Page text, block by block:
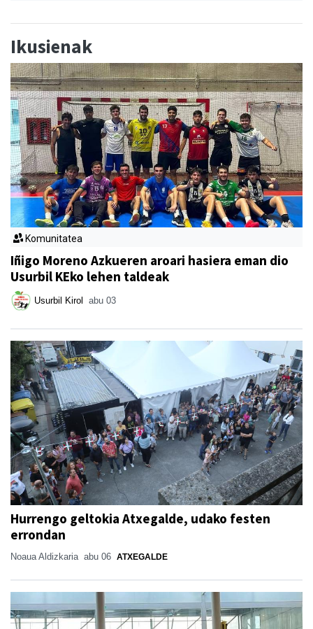
Ikusienak
Komunitatea
Iñigo Moreno Azkueren aroari hasiera eman dio
Usurbil KEko lehen taldeak
Usurbil Kirol abu 03
Hurrengo geltokia Atxegalde, udako festen
errondan
Noaua Aldizkaria abu 06 ATXEGALDE